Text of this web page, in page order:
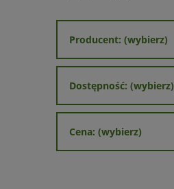
Producent: (wybierz)
Dostępność: (wybierz)
Cena: (wybierz)